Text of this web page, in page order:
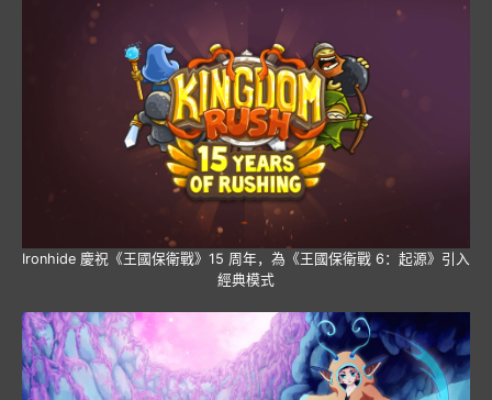
Ironhide 慶祝《王國保衛戰》15 周年，為《王國保衛戰 6：起源》引入
經典模式